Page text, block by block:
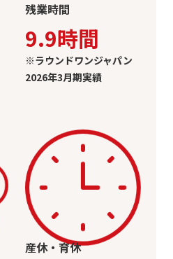
残業時間
9.9時間
※ラウンドワンジャパン
2026年3月期実績
産休・育休